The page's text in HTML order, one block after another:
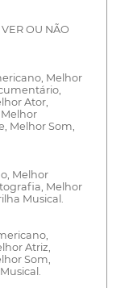
OU NÃO
Melhor
Ator,
Melhor Som,
Melhor
Melhor
Musical.
Atriz,
Som,